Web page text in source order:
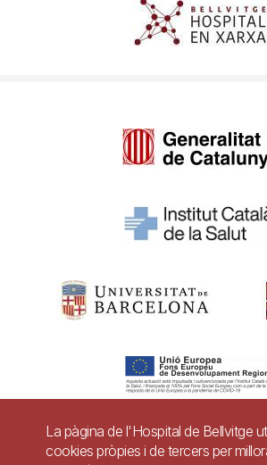
La pàgina de l'Hospital de Bellvitge
cookies pròpies i de tercers per